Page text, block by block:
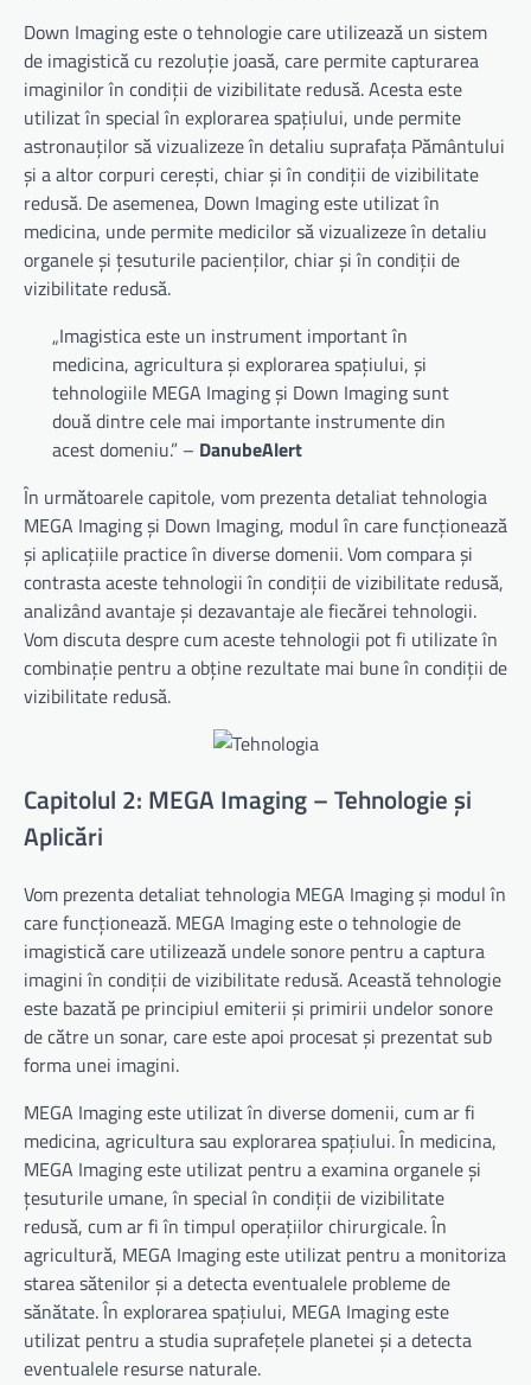
Down Imaging este o tehnologie care utilizează un sistem
de imagistică cu rezoluție joasă, care permite capturarea
imaginilor în condiții de vizibilitate redusă. Acesta este
utilizat în special în explorarea spațiului, unde permite
astronauților să vizualizeze în detaliu suprafața Pământului
și a altor corpuri cerești, chiar și în condiții de vizibilitate
redusă. De asemenea, Down Imaging este utilizat în
medicina, unde permite medicilor să vizualizeze în detaliu
organele și țesuturile pacienților, chiar și în condiții de
vizibilitate redusă.
„Imagistica este un instrument important în
medicina, agricultura și explorarea spațiului, și
tehnologiile MEGA Imaging și Down Imaging sunt
două dintre cele mai importante instrumente din
acest domeniu.” – DanubeAlert
În următoarele capitole, vom prezenta detaliat tehnologia
MEGA Imaging și Down Imaging, modul în care funcționează
și aplicațiile practice în diverse domenii. Vom compara și
contrasta aceste tehnologii în condiții de vizibilitate redusă,
analizând avantaje și dezavantaje ale fiecărei tehnologii.
Vom discuta despre cum aceste tehnologii pot fi utilizate în
combinație pentru a obține rezultate mai bune în condiții de
vizibilitate redusă.
Capitolul 2: MEGA Imaging – Tehnologie și
Aplicări
Vom prezenta detaliat tehnologia MEGA Imaging și modul în
care funcționează. MEGA Imaging este o tehnologie de
imagistică care utilizează undele sonore pentru a captura
imagini în condiții de vizibilitate redusă. Această tehnologie
este bazată pe principiul emiterii și primirii undelor sonore
de către un sonar, care este apoi procesat și prezentat sub
forma unei imagini.
MEGA Imaging este utilizat în diverse domenii, cum ar fi
medicina, agricultura sau explorarea spațiului. În medicina,
MEGA Imaging este utilizat pentru a examina organele și
țesuturile umane, în special în condiții de vizibilitate
redusă, cum ar fi în timpul operațiilor chirurgicale. În
agricultură, MEGA Imaging este utilizat pentru a monitoriza
starea sătenilor și a detecta eventualele probleme de
sănătate. În explorarea spațiului, MEGA Imaging este
utilizat pentru a studia suprafețele planetei și a detecta
eventualele resurse naturale.